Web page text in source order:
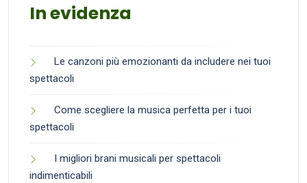
In evidenza
Le canzoni più emozionanti da includere nei tuoi
spettacoli
Come scegliere la musica perfetta per i tuoi
spettacoli
I migliori brani musicali per spettacoli
indimenticabili